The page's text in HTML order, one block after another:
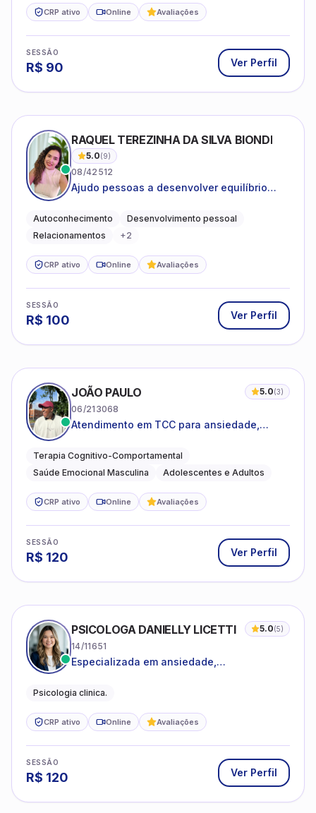
CRP ativo Online Avaliações
SESSÃO
R$ 90 Ver Perfil
RAQUEL TEREZINHA DA SILVA BIONDI
5.0(9)
08/42512
Ajudo pessoas a desenvolver equilíbrio
Autoconhecimento
Desenvolvimento pessoal
Relacionamentos
+2
CRP ativo Online Avaliações
SESSÃO
R$ 100 Ver Perfil
JOÃO PAULO 5.0(3)
06/213068
Atendimento em TCC para ansiedade,
emocional
Terapia Cognitivo-Comportamental
Saúde Emocional Masculina
Adolescentes e Adultos
CRP ativo Online Avaliações
SESSÃO
R$ 120 Ver Perfil
PSICOLOGA DANIELLY LICETTI 5.0(5)
14/11651
Especializada em ansiedade,
Psicologia clinica.
CRP ativo Online Avaliações
SESSÃO
R$ 120 Ver Perfil